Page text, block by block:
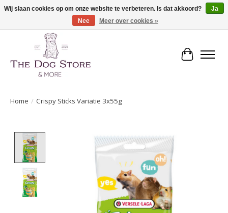
De speciaalzaak in hondenartikelen en meer!
Home / Crispy Sticks Variatie 3x55g
Product image slideshow Items
Wij slaan cookies op om onze website te verbeteren. Is dat akkoord?
Ja
Nee
Meer over cookies »